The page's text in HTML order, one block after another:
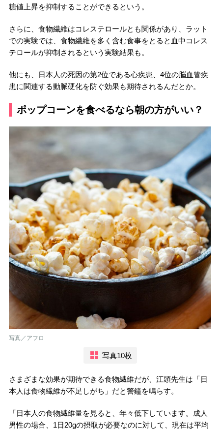
糖値上昇を抑制することができるという。
さらに、食物繊維はコレステロールとも関係があり、ラット
での実験では、食物繊維を多く含む食事をとると血中コレス
テロールが抑制されるという実験結果も。
他にも、日本人の死因の第2位である心疾患、4位の脳血管疾
患に関連する動脈硬化を防ぐ効果も期待されるんだとか。
ポップコーンを食べるなら朝の方がいい？
写真／アフロ
写真10枚
さまざまな効果が期待できる食物繊維だが、江頭先生は「日
本人は食物繊維が不足しがち」だと警鐘を鳴らす。
「日本人の食物繊維量を見ると、年々低下しています。成人
男性の場合、1日20gの摂取が必要なのに対して、現在は平均